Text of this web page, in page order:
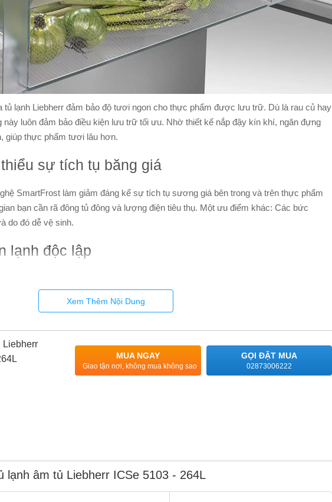
tủ lạnh Liebherr đảm bảo độ tươi ngon cho thực phẩm được lưu trữ. Dù là rau củ hay
này luôn đảm bảo điều kiện lưu trữ tối ưu. Nhờ thiết kế nắp đậy kín khí, ngăn đựng
giúp thực phẩm tươi lâu hơn.
sự tích tụ băng giá
SmartFrost làm giảm đáng kể sự tích tụ sương giá bên trong và trên thực phẩm
bạn cần rã đông tủ đông và lượng điện tiêu thụ. Một ưu điểm khác: Các bức
do đó dễ vệ sinh.
lạnh độc lập
Xem Thêm Nội Dung
Liebherr
MUA NGAY
Giao tận nơi, không mua không sao
GỌI ĐẶT MUA
02873006222
lạnh âm tủ Liebherr ICSe 5103 - 264L